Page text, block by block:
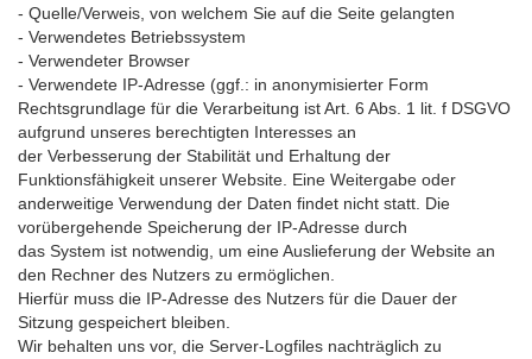
- Quelle/Verweis, von welchem Sie auf die Seite gelangten
- Verwendetes Betriebssystem
- Verwendeter Browser
- Verwendete IP-Adresse (ggf.: in anonymisierter Form
Rechtsgrundlage für die Verarbeitung ist Art. 6 Abs. 1 lit. f DSGVO
aufgrund unseres berechtigten Interesses an
der Verbesserung der Stabilität und Erhaltung der
Funktionsfähigkeit unserer Website. Eine Weitergabe oder
anderweitige Verwendung der Daten findet nicht statt. Die
vorübergehende Speicherung der IP-Adresse durch
das System ist notwendig, um eine Auslieferung der Website an
den Rechner des Nutzers zu ermöglichen.
Hierfür muss die IP-Adresse des Nutzers für die Dauer der
Sitzung gespeichert bleiben.
Wir behalten uns vor, die Server-Logfiles nachträglich zu